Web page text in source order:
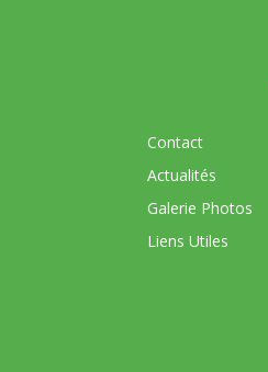
Contact
Actualités
Galerie Photos
Liens Utiles